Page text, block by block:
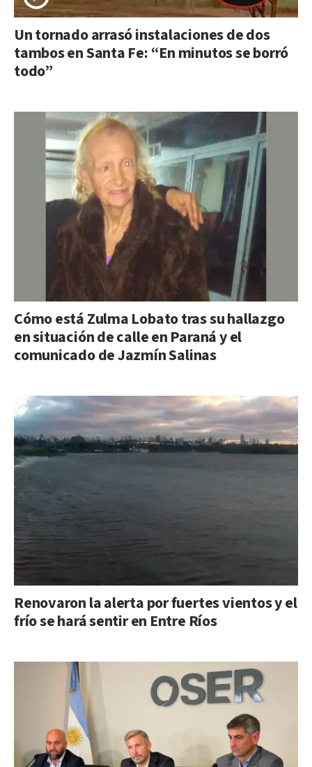
Un tornado arrasó instalaciones de dos
tambos en Santa Fe: “En minutos se borró
todo”
Cómo está Zulma Lobato tras su hallazgo
en situación de calle en Paraná y el
comunicado de Jazmín Salinas
Renovaron la alerta por fuertes vientos y el
frío se hará sentir en Entre Ríos